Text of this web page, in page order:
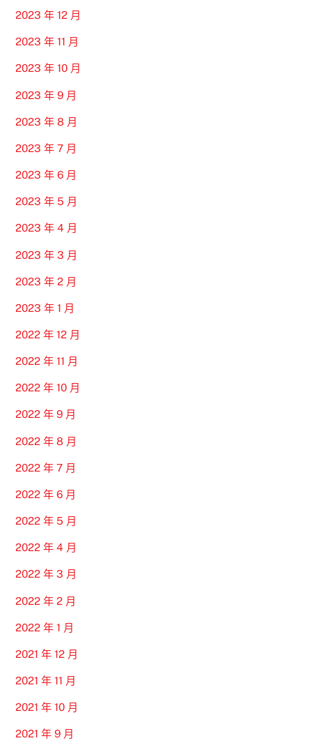
2023 年 12 月
2023 年 11 月
2023 年 10 月
2023 年 9 月
2023 年 8 月
2023 年 7 月
2023 年 6 月
2023 年 5 月
2023 年 4 月
2023 年 3 月
2023 年 2 月
2023 年 1 月
2022 年 12 月
2022 年 11 月
2022 年 10 月
2022 年 9 月
2022 年 8 月
2022 年 7 月
2022 年 6 月
2022 年 5 月
2022 年 4 月
2022 年 3 月
2022 年 2 月
2022 年 1 月
2021 年 12 月
2021 年 11 月
2021 年 10 月
2021 年 9 月